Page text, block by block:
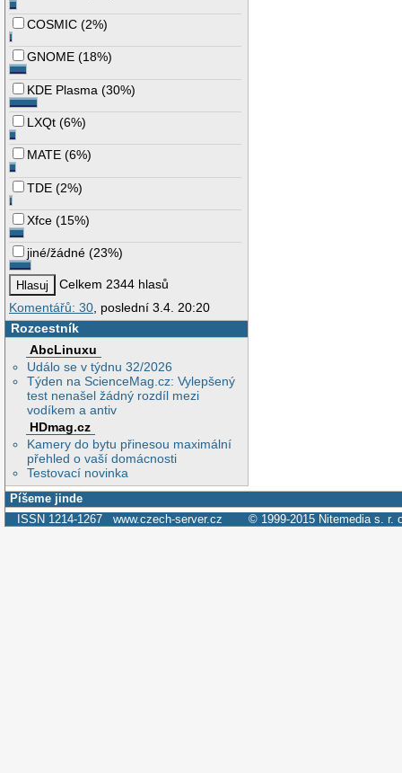
COSMIC (2%)
GNOME (18%)
KDE Plasma (30%)
LXQt (6%)
MATE (6%)
TDE (2%)
Xfce (15%)
jiné/žádné (23%)
Celkem 2344 hlasů
Komentářů: 30 , poslední 3.4. 20:20
Rozcestník
AbcLinuxu
Událo se v týdnu 32/2026
Týden na ScienceMag.cz: Vylepšený
test nenašel žádný rozdíl mezi
vodíkem a antiv
HDmag.cz
Kamery do bytu přinesou maximální
přehled o vaší domácnosti
Testovací novinka
Píšeme jinde
ISSN 1214-1267 www.czech-server.cz © 1999-2015 Nitemedia s. r.